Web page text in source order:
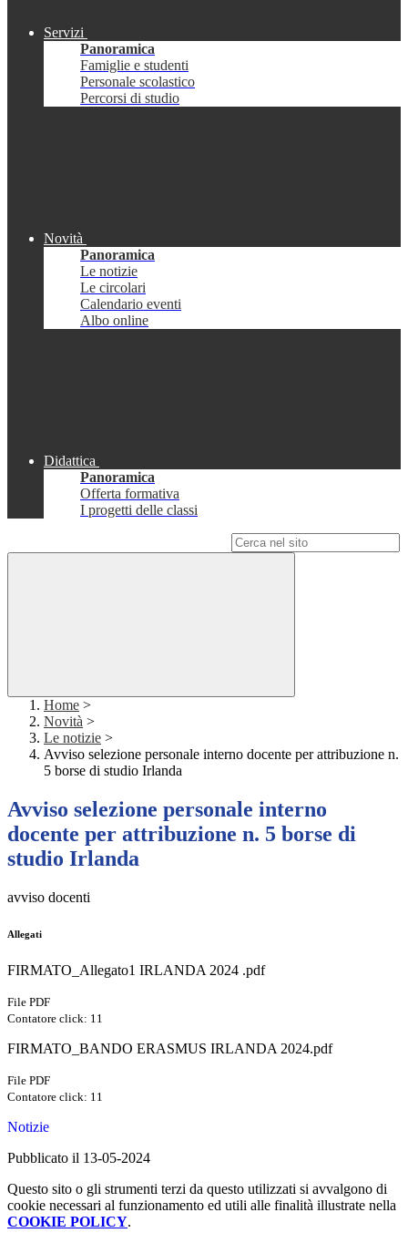
Servizi
Panoramica
Famiglie e studenti
Personale scolastico
Percorsi di studio
Novità
Panoramica
Le notizie
Le circolari
Calendario eventi
Albo online
Didattica
Panoramica
Offerta formativa
I progetti delle classi
Home >
Novità >
Le notizie >
Avviso selezione personale interno docente per attribuzione n.
5 borse di studio Irlanda
Avviso selezione personale interno
docente per attribuzione n. 5 borse di
studio Irlanda
avviso docenti
Allegati
FIRMATO_Allegato1 IRLANDA 2024 .pdf
File PDF
Contatore click: 11
FIRMATO_BANDO ERASMUS IRLANDA 2024.pdf
File PDF
Contatore click: 11
Notizie
Pubblicato il 13-05-2024
Questo sito o gli strumenti terzi da questo utilizzati si avvalgono di
cookie necessari al funzionamento ed utili alle finalità illustrate nella
COOKIE POLICY.